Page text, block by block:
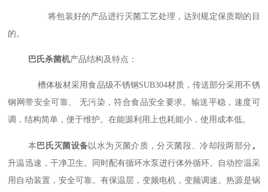
将包装好的产品进行灭菌工艺处理，达到规定保质期的目
的。
巴氏杀菌机产品结构及特点：
槽体板材采用食品级不锈钢SUB304材质，传送部分采用不锈
钢网带安全可靠、 无污染，符合食品安全要求。输送平稳，速度可
调，结构简单，便于维护。在能源利用上也耗能小，使用成本低。
本 巴氏灭菌设备以水为灭菌介质，分灭菌段、冷却段两部分 。
升温迅速，干净卫生。同时配有循环水泵进行体外循环。自动控温采
用自动装置，安全可靠。有保温层，变频电机，变频调速。热源是锅